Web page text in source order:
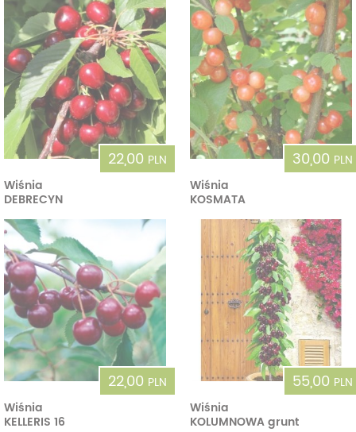
22,00 PLN
Wiśnia
DEBRECYN
30,00 PLN
Wiśnia
KOSMATA
22,00 PLN
Wiśnia
KELLERIS 16
55,00 PLN
Wiśnia
KOLUMNOWA grunt